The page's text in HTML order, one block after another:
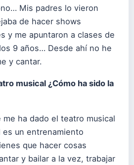
Mis padres lo vieron
de hacer shows
y me apuntaron a clases de
9 años… Desde ahí no he
y cantar.
musical ¿Cómo ha sido la
me ha dado el teatro musical
un entrenamiento
que hacer cosas
y bailar a la vez, trabajar